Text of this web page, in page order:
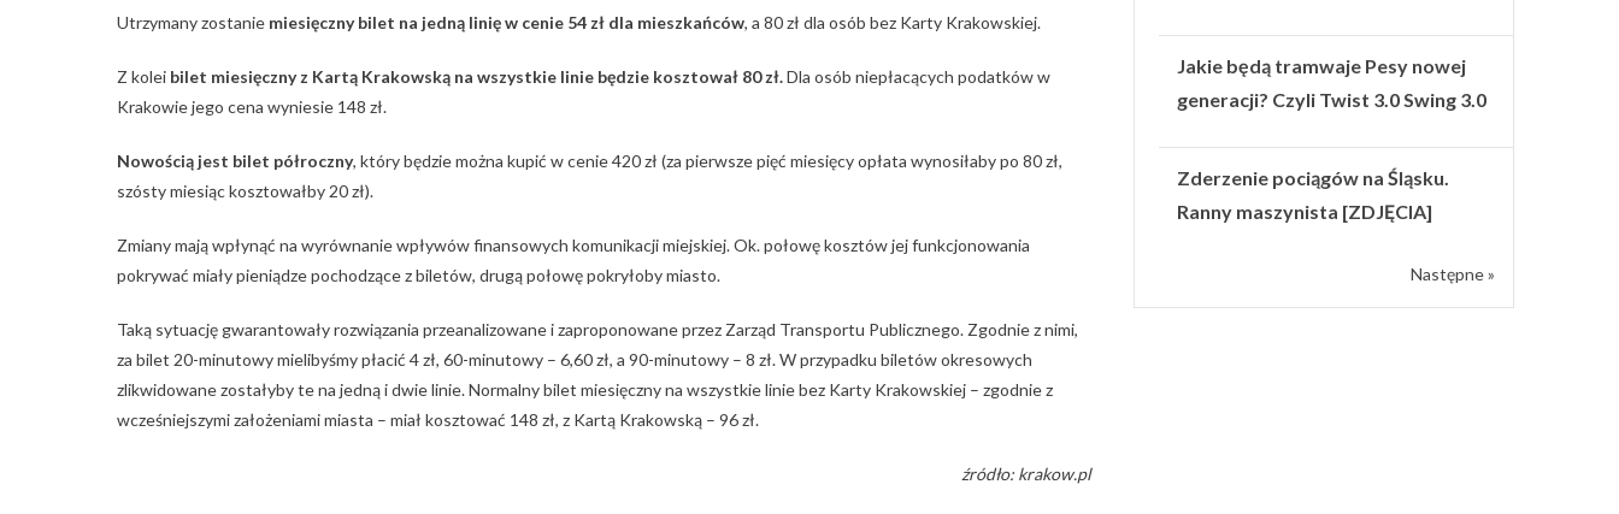
Utrzymany zostanie miesięczny bilet na jedną linię w cenie 54 zł dla mieszkańców, a 80 zł dla osób bez Karty Krakowskiej.
Z kolei bilet miesięczny z Kartą Krakowską na wszystkie linie będzie kosztował 80 zł.Dla osób niepłacących podatków w
Krakowie jego cena wyniesie 148 zł.
Nowością jest bilet półroczny, który będzie można kupić w cenie 420 zł (za pierwsze pięć miesięcy opłata wynosiłaby po 80 zł,
szósty miesiąc kosztowałby 20 zł).
Zmiany mają wpłynąć na wyrównanie wpływów finansowych komunikacji miejskiej. Ok. połowę kosztów jej funkcjonowania
pokrywać miały pieniądze pochodzące z biletów, drugą połowę pokryłoby miasto.
Taką sytuację gwarantowały rozwiązania przeanalizowane i zaproponowane przez Zarząd Transportu Publicznego. Zgodnie z nimi,
za bilet 20-minutowy mielibyśmy płacić 4 zł, 60-minutowy – 6,60 zł, a 90-minutowy – 8 zł. W przypadku biletów okresowych
zlikwidowane zostałyby te na jedną i dwie linie. Normalny bilet miesięczny na wszystkie linie bez Karty Krakowskiej – zgodnie z
wcześniejszymi założeniami miasta – miał kosztować 148 zł, z Kartą Krakowską – 96 zł.
źródło: krakow.pl
Jakie będą tramwaje Pesy nowej
generacji? Czyli Twist 3.0 Swing 3.0
Zderzenie pociągów na Śląsku.
Ranny maszynista [ZDJĘCIA]
Następne »